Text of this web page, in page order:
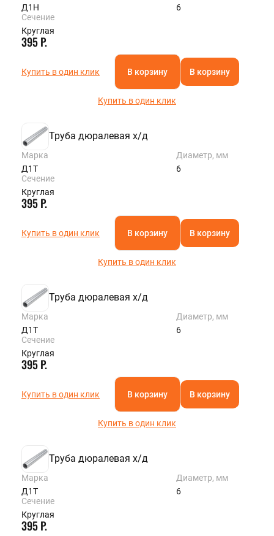
Д1Н
6
Сечение
Круглая
395 Р.
Купить в один клик В корзину В корзину
Купить в один клик
Труба дюралевая х/д
Марка
Д1Т
Диаметр, мм
6
Сечение
Круглая
395 Р.
Купить в один клик В корзину В корзину
Купить в один клик
Труба дюралевая х/д
Марка
Д1Т
Диаметр, мм
6
Сечение
Круглая
395 Р.
Купить в один клик В корзину В корзину
Купить в один клик
Труба дюралевая х/д
Марка
Д1Т
Диаметр, мм
6
Сечение
Круглая
395 Р.